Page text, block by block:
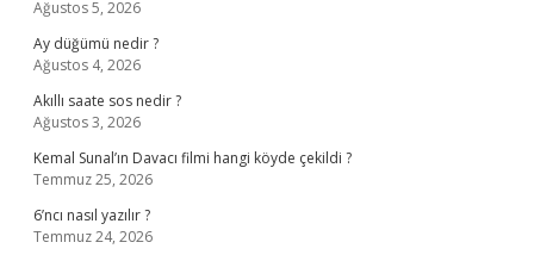
Ağustos 5, 2026
Ay düğümü nedir ?
Ağustos 4, 2026
Akıllı saate sos nedir ?
Ağustos 3, 2026
Kemal Sunal’ın Davacı filmi hangi köyde çekildi ?
Temmuz 25, 2026
6’ncı nasıl yazılır ?
Temmuz 24, 2026